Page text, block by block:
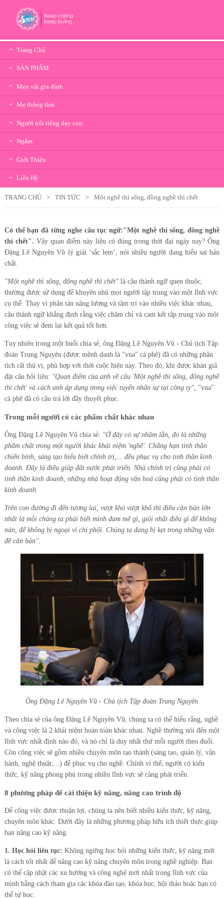
Trang Chủ
SẢN PHẨM
Mẹo vặt gia đình
Mẹ thông thái
Người nổi tiếng dạy con
Ngẫm
Giới Thiệu
Liên Hệ
TRANG CHỦ > TIN TỨC > Một nghề thì sống, đồng nghề thì chết
Có thể bạn đã từng nghe câu tục ngữ:"Một nghề thì sống, đồng nghề
thì chết". Vậy quan điểm này liệu có đúng trong thời đại ngày nay? Ông
Đặng Lê Nguyên Vũ lý giải ‘sắc lẹm’, nói nhiều người đang hiểu sai bản
chất.
"Một nghề thì sống, đống nghề thì chết"là câu thành ngữ quen thuộc,
thường được sử dụng để khuyên nhủ mọi người tập trung vào một lĩnh vực
cụ thể. Thay vì phân tán năng lượng và tâm trí vào nhiều việc khác nhau,
câu thành ngữ khẳng định rằng việc chăm chỉ và cam kết tập trung vào một
công việc sẽ đem lại kết quả tốt hơn.
Tuy nhiên trong một buổi chia sẻ, ông Đặng Lê Nguyên Vũ - Chủ tịch Tập
đoàn Trung Nguyên (được mệnh danh là "vua" cà phê) đã có những phân
tích rất thú vị, phù hợp với thời cuộc hiện nay. Theo đó, khi được khán giả
đặt câu hỏi liệu: "Quan điểm của anh về câu 'Một nghề thì sống, đống nghề
thì chết' và cách anh áp dụng trong việc tuyển nhân sự tại công ty", "vua"
cà phê đã có câu trả lời đầy thuyết phục.
Trong mỗi người có các phẩm chất khác nhau
Ông Đặng Lê Nguyên Vũ chia sẻ: "Ở đây có sự nhầm lẫn, đó là những
phẩm chất trong một người khác khái niệm 'nghề'. Chẳng hạn tinh thần
chiến binh, sáng tạo hiểu biết chính trị,... đều phục vụ cho tinh thần kinh
doanh. Đây là điều giúp đất nước phát triển. Nhà chính trị cũng phải có
tinh thần kinh doanh, những nhà hoạt động văn hoá cũng phải có tinh thần
kinh doanh.
Trên con đường đi đến tương lai, vượt khó vượt khổ thì điều căn bản lớn
nhất là mỗi chúng ta phải biết mình đam mê gì, giỏi nhất điều gì để không
nản, để không bị ngoại vi chi phối. Chúng ta đang bị kẹt trong những vấn
đề căn bản".
Ông Đặng Lê Nguyên Vũ - Chủ tịch Tập đoàn Trung Nguyên
Theo chia sẻ của ông Đặng Lê Nguyên Vũ, chúng ta có thể hiểu rằng, nghề
và công việc là 2 khái niệm hoàn toàn khác nhau. Nghề thường nói đến một
lĩnh vực nhất định nào đó, và nó chỉ là duy nhất thứ mỗi người theo đuổi.
Còn công việc sẽ gồm nhiều chuyên môn tạo thành (sáng tạo, quản lý, vận
hành, nghệ thuật,...) để phục vụ cho nghề. Chính vì thế, người có kiến
thức, kỹ năng phong phú trong nhiều lĩnh vực sẽ càng phát triển.
8 phương pháp để cải thiện kỹ năng, nâng cao trình độ
Để công việc được thuận lợi, chúng ta nên biết nhiều kiến thức, kỹ năng,
chuyên môn khác. Dưới đây là những phương pháp hữu ích thiết thực giúp
bạn nâng cao kỹ năng.
1. Học hỏi liên tục: Không ngừng học hỏi những kiến thức, kỹ năng mới
là cách tốt nhất để nâng cao kỹ năng chuyên môn trong nghề nghiệp. Bạn
có thể cập nhật các xu hướng và công nghệ mới nhất trong lĩnh vực của
mình bằng cách tham gia các khóa đào tạo, khóa học, hội thảo hoặc bạn có
thể tự học.